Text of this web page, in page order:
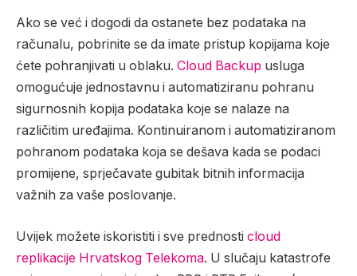
Ako se već i dogodi da ostanete bez podataka na
računalu, pobrinite se da imate pristup kopijama koje
ćete pohranjivati u oblaku. Cloud Backup usluga
omogućuje jednostavnu i automatiziranu pohranu
sigurnosnih kopija podataka koje se nalaze na
različitim uređajima. Kontinuiranom i automatiziranom
pohranom podataka koja se dešava kada se podaci
promijene, sprječavate gubitak bitnih informacija
važnih za vaše poslovanje.
Uvijek možete iskoristiti i sve prednosti cloud
replikacije Hrvatskog Telekoma. U slučaju katastrofe